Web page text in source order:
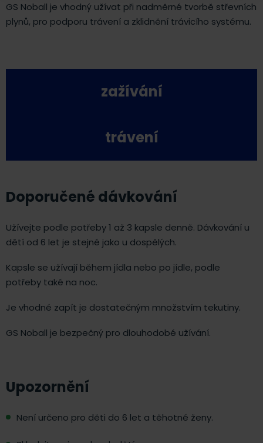
GS Noball je vhodný užívat při nadměrné tvorbě střevních
plynů, pro podporu trávení a zklidnění trávicího systému.
zažívání
trávení
Doporučené dávkování
Užívejte podle potřeby 1 až 3 kapsle denně. Dávkování u
dětí od 6 let je stejné jako u dospělých.
Kapsle se užívají během jídla nebo po jídle, podle
potřeby také na noc.
Je vhodné zapít je dostatečným množstvím tekutiny.
GS Noball je bezpečný pro dlouhodobé užívání.
Upozornění
Není určeno pro děti do 6 let a těhotné ženy.